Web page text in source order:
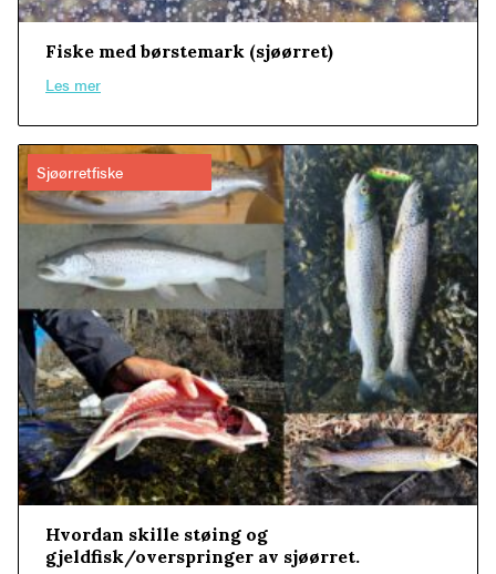
Fiske med børstemark (sjøørret)
Les mer
Sjøørretfiske
Hvordan skille støing og
gjeldfisk/overspringer av sjøørret.